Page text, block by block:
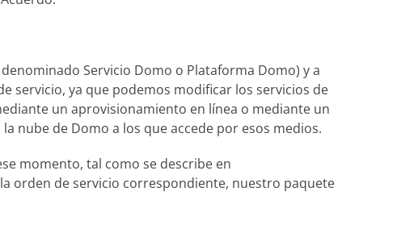
Servicio Domo o Plataforma Domo) y a
servicio, ya que podemos modificar los servicios de
un aprovisionamiento en línea o mediante un
nube de Domo a los que accede por esos medios.
momento, tal como se describe en
orden de servicio correspondiente, nuestro paquete